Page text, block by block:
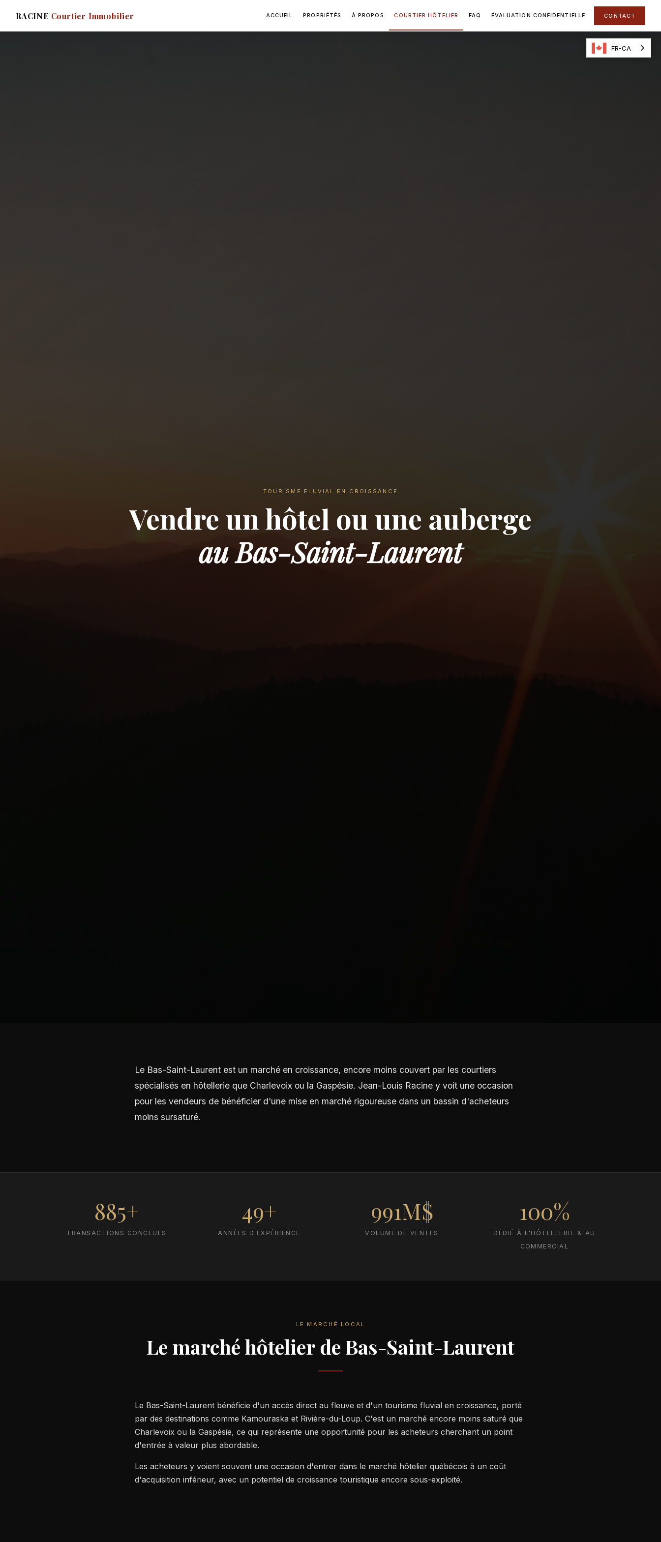
RACINE Courtier Immobilier ACCUEIL PROPRIÉTÉS À PROPOS COURTIER HÔTELIER FAQ ÉVALUATION CONFIDENTIELLE CONTACT
TOURISME FLUVIAL EN CROISSANCE
Vendre un hôtel ou une auberge
au Bas-Saint-Laurent
Le Bas-Saint-Laurent est un marché en croissance, encore moins couvert par les courtiers
spécialisés en hôtellerie que Charlevoix ou la Gaspésie. Jean-Louis Racine y voit une occasion
pour les vendeurs de bénéficier d'une mise en marché rigoureuse dans un bassin d'acheteurs
moins sursaturé.
885+
TRANSACTIONS CONCLUES
49+
ANNÉES D'EXPÉRIENCE
991M$
VOLUME DE VENTES
100%
DÉDIÉ À L'HÔTELLERIE & AU
COMMERCIAL
LE MARCHÉ LOCAL
Le marché hôtelier de Bas-Saint-Laurent
Le Bas-Saint-Laurent bénéficie d'un accès direct au fleuve et d'un tourisme fluvial en croissance, porté
par des destinations comme Kamouraska et Rivière-du-Loup. C'est un marché encore moins saturé que
Charlevoix ou la Gaspésie, ce qui représente une opportunité pour les acheteurs cherchant un point
d'entrée à valeur plus abordable.
Les acheteurs y voient souvent une occasion d'entrer dans le marché hôtelier québécois à un coût
d'acquisition inférieur, avec un potentiel de croissance touristique encore sous-exploité.
FR-CA